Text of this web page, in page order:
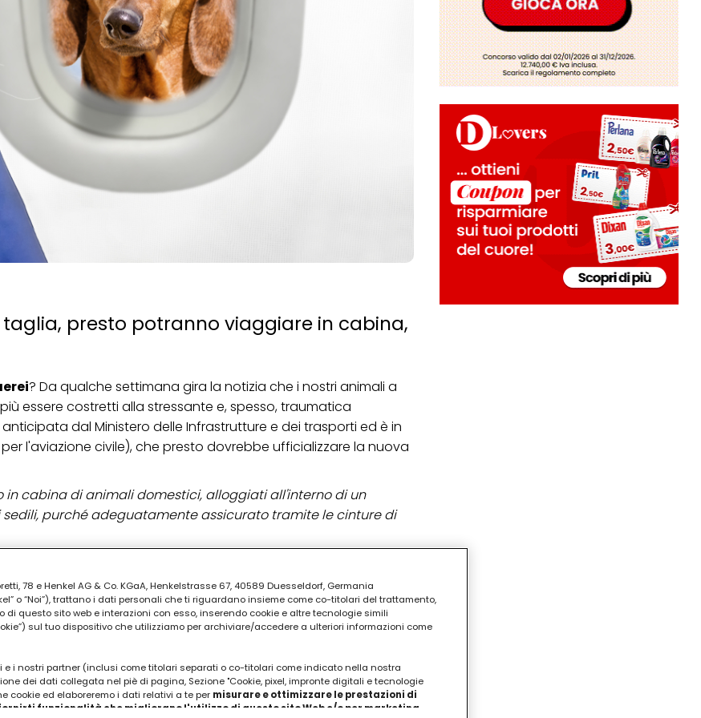
presto potranno viaggiare in cabina,
? Da qualche settimana gira la notizia che i nostri animali a
essere costretti alla stressante e, spesso, traumatica
dal Ministero delle Infrastrutture e dei trasporti ed è in
l'aviazione civile), che presto dovrebbe ufficializzare la nuova
in cabina di animali domestici, alloggiati all'interno di un
purché adeguatamente assicurato tramite le cinture di
78 e Henkel AG & Co. KGaA, Henkelstrasse 67, 40589 Duesseldorf, Germania
o “Noi”), trattano i dati personali che ti riguardano insieme come co-titolari del trattamento,
di questo sito web e interazioni con esso, inserendo cookie e altre tecnologie simili
sul tuo dispositivo che utilizziamo per archiviare/accedere a ulteriori informazioni come
e i nostri partner (inclusi come titolari separati o co-titolari come indicato nella nostra
dei dati collegata nel piè di pagina, Sezione "Cookie, pixel, impronte digitali e tecnologie
cookie ed elaboreremo i dati relativi a te per misurare e ottimizzare le prestazioni di
funzionalità che migliorano l'utilizzo di questo sito Web e/o per marketing